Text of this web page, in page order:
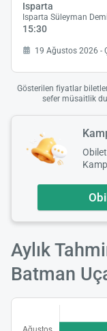
Isparta
15:30
19 Ağustos 2026 -
Gösterilen fiyatlar
sefer müsaitlik
Aylık
Batman